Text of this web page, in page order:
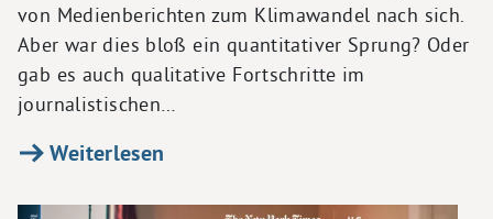
von Medienberichten zum Klimawandel nach sich.
Aber war dies bloß ein quantitativer Sprung? Oder
gab es auch qualitative Fortschritte im
journalistischen…
Weiterlesen